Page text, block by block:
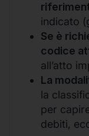
indicato
Se è
codice
all’atto
La
la
per
debiti,